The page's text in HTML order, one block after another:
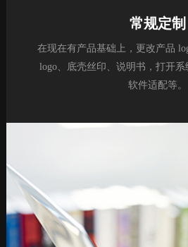
常规定制
在现在有产品基础上，更改产品
logo、底壳丝印、说明书，打开系
软件适配等。